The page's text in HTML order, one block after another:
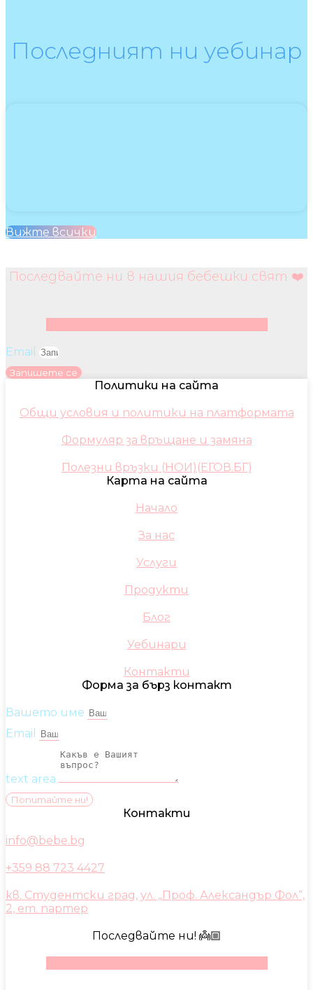
Последният ни уебинар
Вижте всички
Последвайте ни в нашия бебешки свят ❤️
Email
Запишете се
Политики на сайта
Общи условия и политики на платформата
Формуляр за връщане и замяна
Полезни връзки (НОИ)(ЕГОВ.БГ)
Карта на сайта
Начало
За нас
Услуги
Продукти
Блог
Уебинари
Контакти
Форма за бърз контакт
Вашето име
Email
text area
Попитайте ни!
Контакти
info@bebe.bg
+359 88 723 4427
кв. Студентски град, ул. „Проф. Александър Фол“,
2, ет. партер
Последвайте ни! 👼🏼